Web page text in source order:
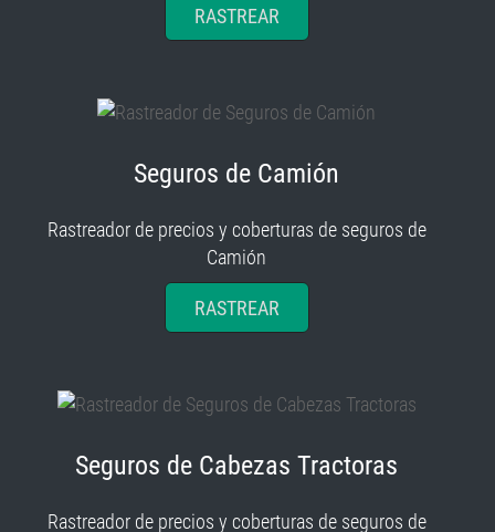
RASTREAR
Seguros de Camión
Rastreador de precios y coberturas de seguros de
Camión
RASTREAR
Seguros de Cabezas Tractoras
Rastreador de precios y coberturas de seguros de